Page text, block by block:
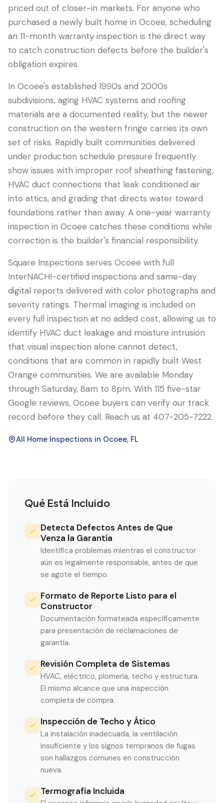
LANGUAGE
English Português Español✓ 中文
407-205-7228
Agendar Inspección
priced out of closer-in markets. For anyone who
purchased a newly built home in Ocoee, scheduling
an 11-month warranty inspection is the direct way
to catch construction defects before the builder's
obligation expires.
In Ocoee's established 1990s and 2000s
subdivisions, aging HVAC systems and roofing
materials are a documented reality, but the newer
construction on the western fringe carries its own
set of risks. Rapidly built communities delivered
under production schedule pressure frequently
show issues with improper roof sheathing fastening,
HVAC duct connections that leak conditioned air
into attics, and grading that directs water toward
foundations rather than away. A one-year warranty
inspection in Ocoee catches these conditions while
correction is the builder's financial responsibility.
Square Inspections serves Ocoee with full
InterNACHI-certified inspections and same-day
digital reports delivered with color photographs and
severity ratings. Thermal imaging is included on
every full inspection at no added cost, allowing us to
identify HVAC duct leakage and moisture intrusion
that visual inspection alone cannot detect,
conditions that are common in rapidly built West
Orange communities. We are available Monday
through Saturday, 8am to 8pm. With 115 five-star
Google reviews, Ocoee buyers can verify our track
record before they call. Reach us at 407-205-7222.
All Home Inspections in Ocoee, FL
Qué Está Incluido
Detecta Defectos Antes de Que
Venza la Garantía
Identifica problemas mientras el constructor
aún es legalmente responsable, antes de que
se agote el tiempo.
Formato de Reporte Listo para el
Constructor
Documentación formateada específicamente
para presentación de reclamaciones de
garantía.
Revisión Completa de Sistemas
HVAC, eléctrico, plomería, techo y estructura.
El mismo alcance que una inspección
completa de compra.
Inspección de Techo y Ático
La instalación inadecuada, la ventilación
insuficiente y los signos tempranos de fugas
son hallazgos comunes en construcción
nueva.
Termografía Incluida